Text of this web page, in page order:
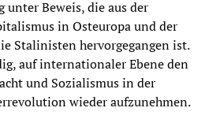
unter Beweis, die aus der
in Osteuropa und der
Stalinisten hervorgegangen ist.
auf internationaler Ebene den
und Sozialismus in der
wieder aufzunehmen.